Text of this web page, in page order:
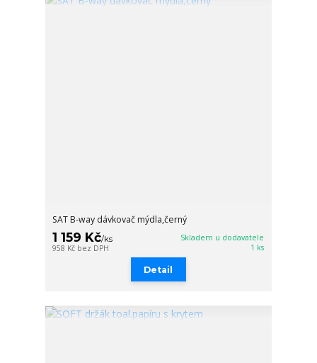
SAT B-way dávkovač mýdla,černý
1 159 Kč/ks
958 Kč bez DPH
Skladem u dodavatele
1 ks
Detail